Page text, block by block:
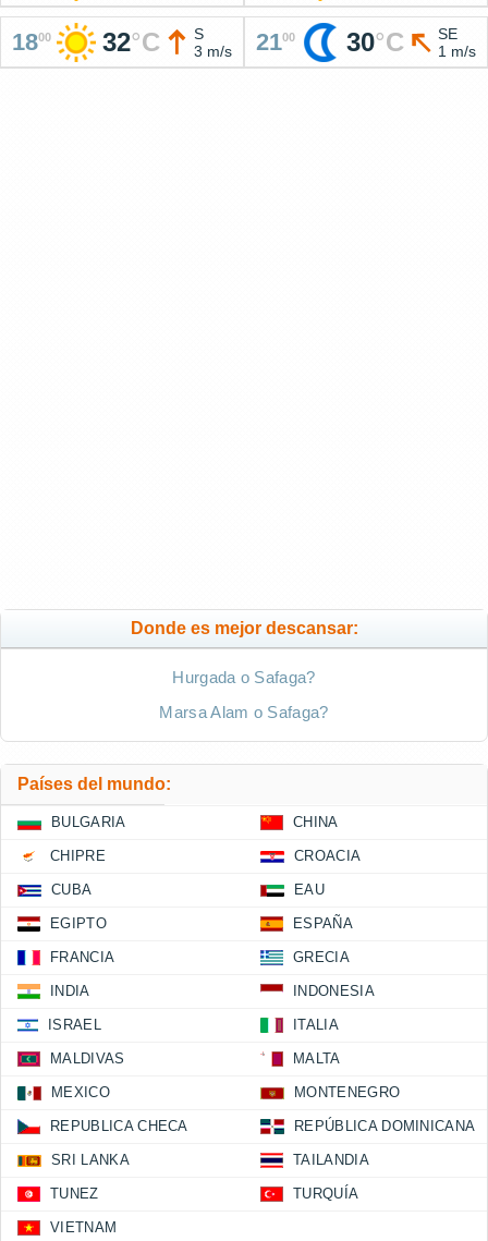
1800 32°C
S
3 m/s
2100 30°C
SE
1 m/s
Donde es mejor descansar:
Hurgada o Safaga?
Marsa Alam o Safaga?
Países del mundo:
BULGARIA CHINA
CHIPRE CROACIA
CUBA EAU
EGIPTO ESPAÑA
FRANCIA GRECIA
INDIA INDONESIA
ISRAEL ITALIA
MALDIVAS MALTA
MEXICO MONTENEGRO
REPUBLICA CHECA REPÚBLICA DOMINICANA
SRI LANKA TAILANDIA
TUNEZ TURQUÍA
VIETNAM